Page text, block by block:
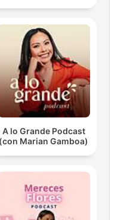
A lo Grande Podcast
(con Marian Gamboa)